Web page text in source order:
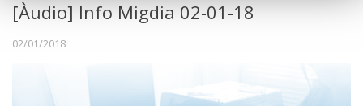
Societat
Successos
[Àudio] Info Migdia 02-01-18
02/01/2018